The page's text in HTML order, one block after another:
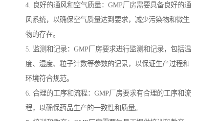
4. 良好的通风和空气质量：GMP厂房需要具备良好的通
风系统，以确保空气质量达到要求，减少污染物和微生
物的存在。
5. 监测和记录：GMP厂房要求进行监测和记录，包括温
度、湿度、粒子计数等参数的记录，以保证生产过程和
环境符合规范。
6. 合理的工序和流程：GMP厂房要求有合理的工序和流
程，以确保药品生产的一致性和质量。